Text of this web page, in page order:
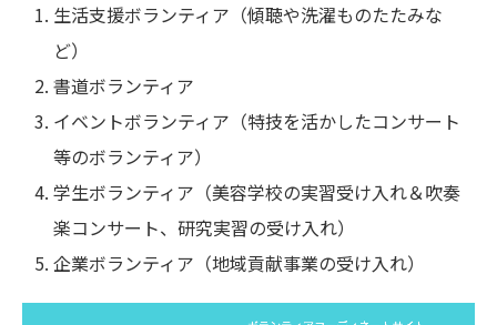
生活支援ボランティア（傾聴や洗濯ものたたみな
ど）
書道ボランティア
イベントボランティア（特技を活かしたコンサート
等のボランティア）
学生ボランティア（美容学校の実習受け入れ＆吹奏
楽コンサート、研究実習の受け入れ）
企業ボランティア（地域貢献事業の受け入れ）